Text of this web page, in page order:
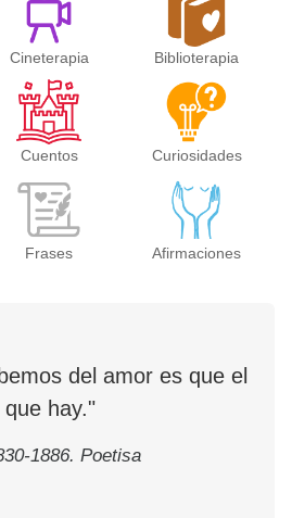
Cineterapia Biblioterapia
Cuentos Curiosidades
Frases Afirmaciones
del amor es que el
hay."
1886. Poetisa